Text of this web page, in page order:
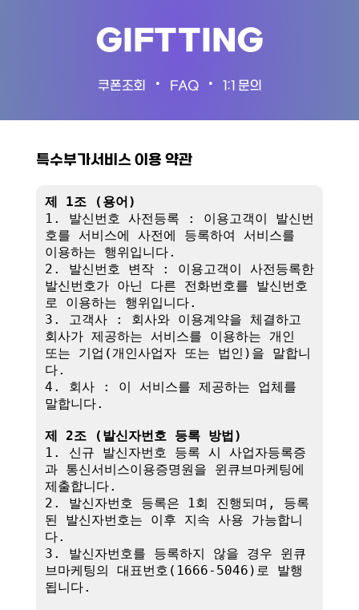
GIFTTING
쿠폰조회 • FAQ • 1:1 문의
특수부가서비스 이용 약관
제 1조 (용어)
1. 발신번호 사전등록 : 이용고객이 발신번
호를 서비스에 사전에 등록하여 서비스를
이용하는 행위입니다.
2. 발신번호 변작 : 이용고객이 사전등록한
발신번호가 아닌 다른 전화번호를 발신번호
로 이용하는 행위입니다.
3. 고객사 : 회사와 이용계약을 체결하고
회사가 제공하는 서비스를 이용하는 개인
또는 기업(개인사업자 또는 법인)을 말합니
다.
4. 회사 : 이 서비스를 제공하는 업체를
말합니다.
제 2조 (발신자번호 등록 방법)
1. 신규 발신자번호 등록 시 사업자등록증
과 통신서비스이용증명원을 윈큐브마케팅에
제출합니다.
2. 발신자번호 등록은 1회 진행되며, 등록
된 발신자번호는 이후 지속 사용 가능합니
다.
3. 발신자번호를 등록하지 않을 경우 윈큐
브마케팅의 대표번호(1666-5046)로 발행
됩니다.